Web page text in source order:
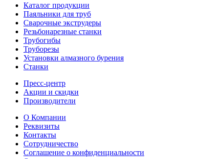
Каталог продукции
Паяльники для труб
Сварочные экструдеры
Резьбонарезные станки
Трубогибы
Труборезы
Установки алмазного бурения
Станки
Пресс-центр
Акции и скидки
Производители
О Компании
Реквизиты
Контакты
Сотрудничество
Соглашение о конфиденциальности